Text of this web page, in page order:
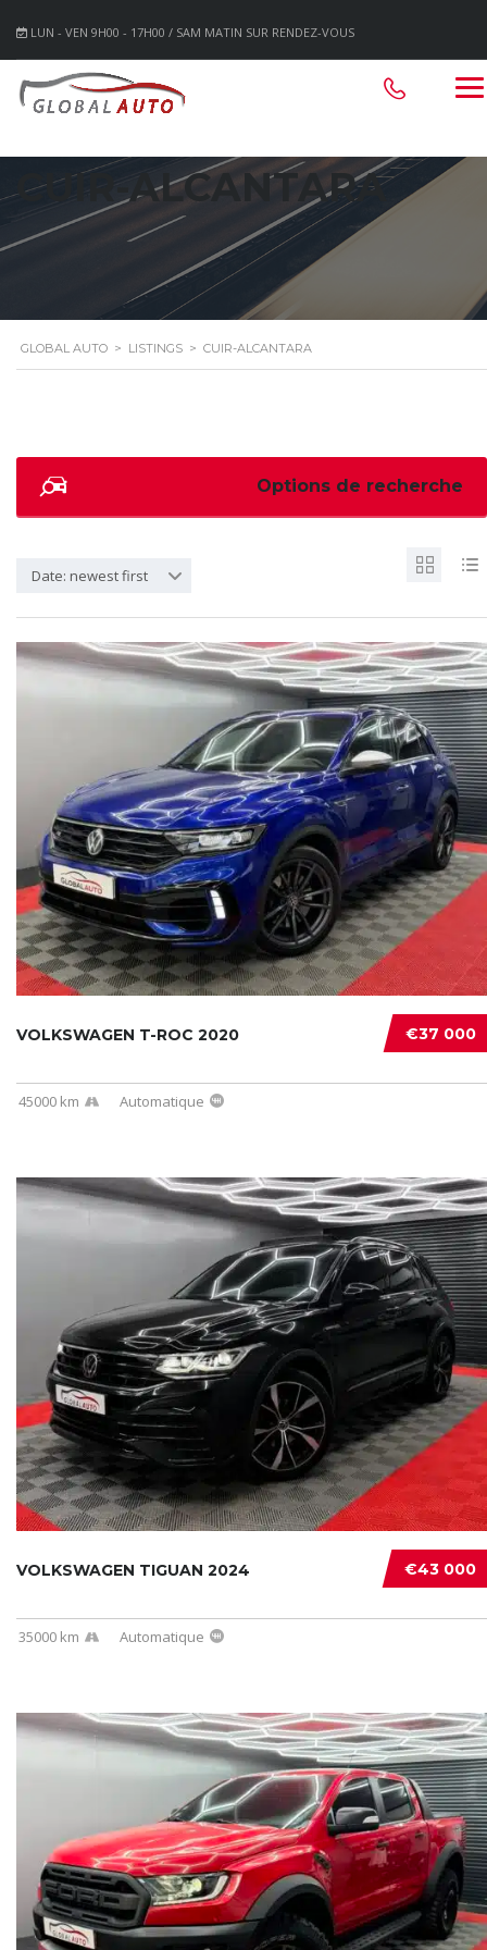
LUN - VEN 9H00 - 17H00 / SAM MATIN SUR RENDEZ-VOUS
CUIR-ALCANTARA
GLOBAL AUTO > LISTINGS > CUIR-ALCANTARA
Options de recherche
Date: newest first
€37 000
VOLKSWAGEN T-ROC 2020
45000 km Automatique
€43 000
VOLKSWAGEN TIGUAN 2024
35000 km Automatique